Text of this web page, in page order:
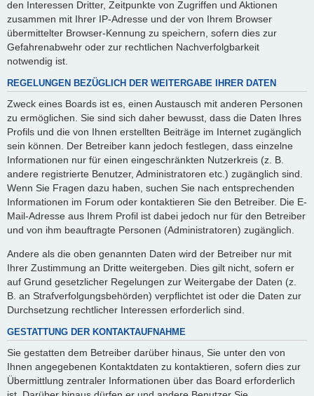
den Interessen Dritter, Zeitpunkte von Zugriffen und Aktionen
zusammen mit Ihrer IP-Adresse und der von Ihrem Browser
übermittelter Browser-Kennung zu speichern, sofern dies zur
Gefahrenabwehr oder zur rechtlichen Nachverfolgbarkeit
notwendig ist.
REGELUNGEN BEZÜGLICH DER WEITERGABE IHRER DATEN
Zweck eines Boards ist es, einen Austausch mit anderen Personen
zu ermöglichen. Sie sind sich daher bewusst, dass die Daten Ihres
Profils und die von Ihnen erstellten Beiträge im Internet zugänglich
sein können. Der Betreiber kann jedoch festlegen, dass einzelne
Informationen nur für einen eingeschränkten Nutzerkreis (z. B.
andere registrierte Benutzer, Administratoren etc.) zugänglich sind.
Wenn Sie Fragen dazu haben, suchen Sie nach entsprechenden
Informationen im Forum oder kontaktieren Sie den Betreiber. Die E-
Mail-Adresse aus Ihrem Profil ist dabei jedoch nur für den Betreiber
und von ihm beauftragte Personen (Administratoren) zugänglich.
Andere als die oben genannten Daten wird der Betreiber nur mit
Ihrer Zustimmung an Dritte weitergeben. Dies gilt nicht, sofern er
auf Grund gesetzlicher Regelungen zur Weitergabe der Daten (z.
B. an Strafverfolgungsbehörden) verpflichtet ist oder die Daten zur
Durchsetzung rechtlicher Interessen erforderlich sind.
GESTATTUNG DER KONTAKTAUFNAHME
Sie gestatten dem Betreiber darüber hinaus, Sie unter den von
Ihnen angegebenen Kontaktdaten zu kontaktieren, sofern dies zur
Übermittlung zentraler Informationen über das Board erforderlich